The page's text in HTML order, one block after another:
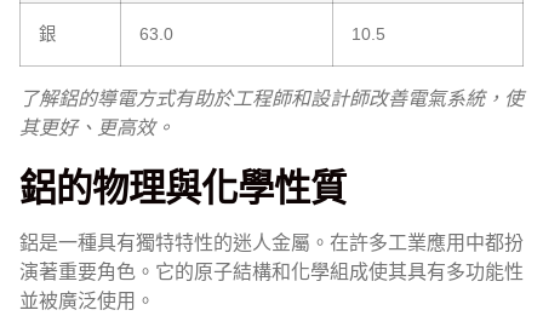
銀 63.0 10.5
了解鋁的導電方式有助於工程師和設計師改善電氣系統，使
其更好、更高效。
鋁的物理與化學性質
鋁是一種具有獨特特性的迷人金屬。在許多工業應用中都扮
演著重要角色。它的原子結構和化學組成使其具有多功能性
並被廣泛使用。